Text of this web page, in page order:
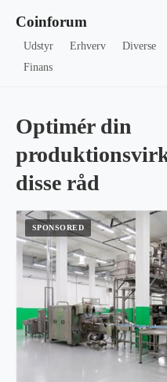
Coinforum
Udstyr Erhverv Diverse
Finans
Optimér din
disse råd